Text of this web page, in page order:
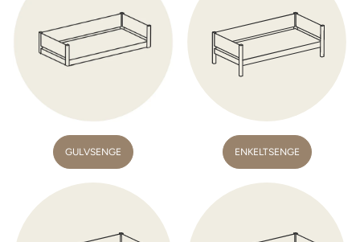
GULVSENGE ENKELTSENGE